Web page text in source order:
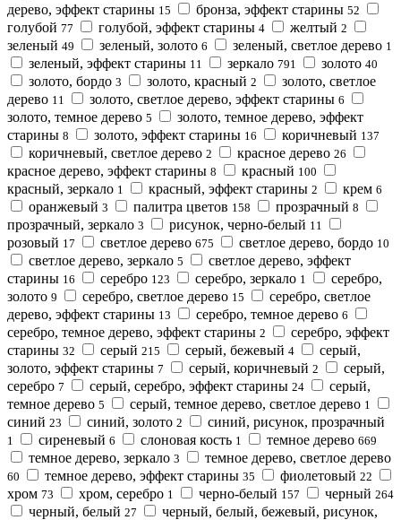
дерево, эффект старины 15 бронза, эффект старины 52
голубой 77 голубой, эффект старины 4 желтый 2
зеленый 49 зеленый, золото 6 зеленый, светлое дерево 1
зеленый, эффект старины 11 зеркало 791 золото 40
золото, бордо 3 золото, красный 2
золото, светлое
дерево 11 золото, светлое дерево, эффект старины 6
золото, темное дерево 5
золото, темное дерево, эффект
старины 8 золото, эффект старины 16 коричневый 137
коричневый, светлое дерево 2 красное дерево 26
красное дерево, эффект старины 8 красный 100
красный, зеркало 1 красный, эффект старины 2 крем 6
оранжевый 3 палитра цветов 158 прозрачный 8
прозрачный, зеркало 3 рисунок, черно-белый 11
розовый 17 светлое дерево 675 светлое дерево, бордо 10
светлое дерево, зеркало 5
светлое дерево, эффект
старины 16 серебро 123 серебро, зеркало 1
серебро,
золото 9 серебро, светлое дерево 15
серебро, светлое
дерево, эффект старины 13 серебро, темное дерево 6
серебро, темное дерево, эффект старины 2
серебро, эффект
старины 32 серый 215 серый, бежевый 4
серый,
золото, эффект старины 7 серый, коричневый 2
серый,
серебро 7 серый, серебро, эффект старины 24
серый,
темное дерево 5 серый, темное дерево, светлое дерево 1
синий 23 синий, золото 2 синий, рисунок, прозрачный
1 сиреневый 6 слоновая кость 1 темное дерево 669
темное дерево, зеркало 3 темное дерево, светлое дерево
60 темное дерево, эффект старины 35 фиолетовый 22
хром 73 хром, серебро 1 черно-белый 157 черный 264
черный, белый 27
черный, белый, бежевый, рисунок,